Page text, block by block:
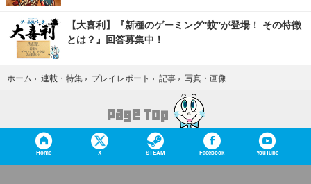
【大喜利】『新種のゲーミング“蚊”が登場！ その特徴
とは？』回答募集中！
ホーム › 連載・特集 › プレイレポート › 記事 › 写真・画像
Home X STEAM Facebook YouTube